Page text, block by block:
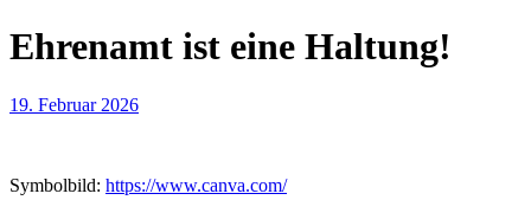
Ehrenamt ist eine Haltung!
19. Februar 2026
Symbolbild: https://www.canva.com/